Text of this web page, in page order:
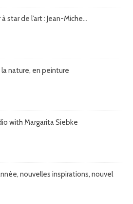
star de l’art : Jean-Miche...
nature, en peinture
with Margarita Siebke
nouvelles inspirations, nouvel